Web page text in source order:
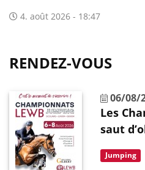
4. août 2026 - 18:47
RENDEZ-VOUS
06/08/
Les
saut
Jumping